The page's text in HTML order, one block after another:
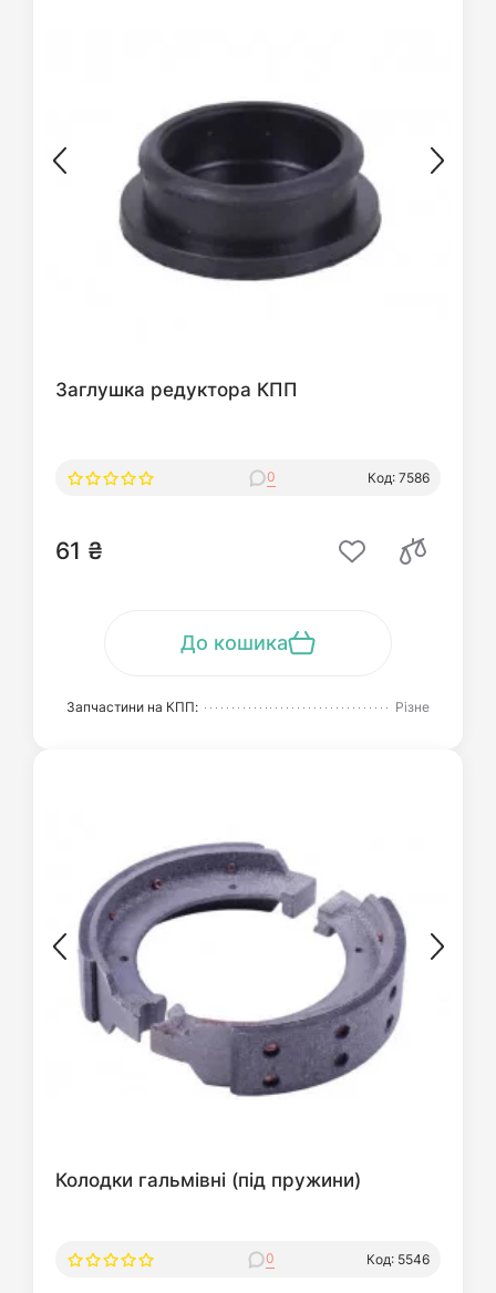
Заглушка редуктора КПП
0 Код: 7586
61 ₴
До кошика
Запчастини на КПП: Різне
Колодки гальмівні (під пружини)
0 Код: 5546